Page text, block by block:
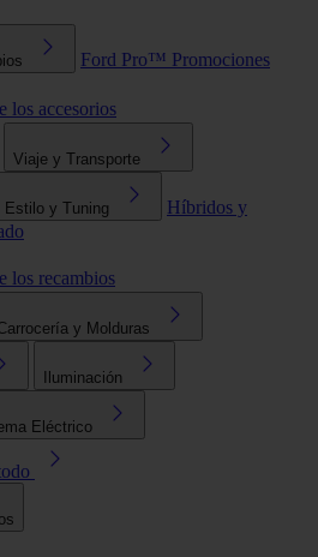
Ford Pro™ Promociones
los accesorios
Viaje y Transporte
Estilo y Tuning
Híbridos y
los recambios
y Molduras
Iluminación
Eléctrico